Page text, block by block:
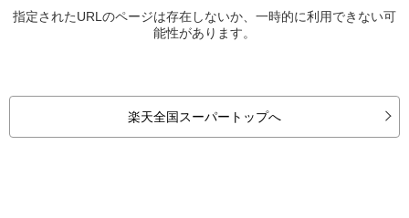
指定されたURLのページは存在しないか、一時的に利用できない可
能性があります。
楽天全国スーパートップへ